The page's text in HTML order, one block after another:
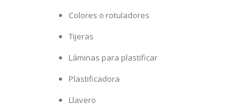
Colores o rotuladores
Tijeras
Láminas para plastificar
Plastificadora
Llavero